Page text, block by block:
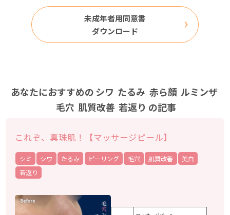
未成年者用同意書
ダウンロード
あなたにおすすめのシワ たるみ 赤ら顔 ルミンザ
毛穴 肌質改善 若返り の記事
これぞ、真珠肌！【マッサージピール】
シミ シワ たるみ ピーリング 毛穴 肌質改善
美白
若返り